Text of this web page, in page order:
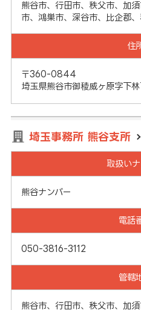
熊谷市、行田市、秩父市、加
市、鴻巣市、深谷市、比企郡
住
〒360-0844
埼玉県熊谷市御稜威ヶ原字下
埼玉事務所 熊谷支所
取扱い
熊谷ナンバー
電話
050-3816-3112
管轄
熊谷市、行田市、秩父市、加